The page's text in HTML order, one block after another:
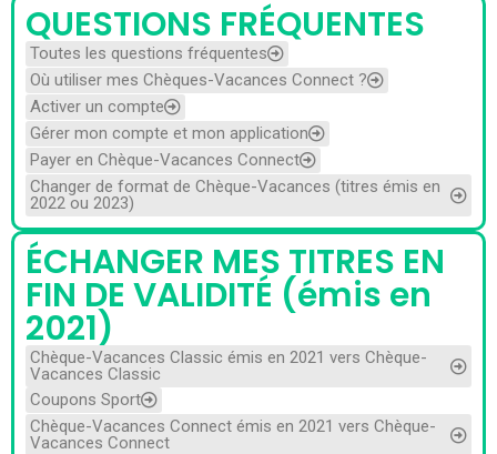
QUESTIONS FRÉQUENTES
Toutes les questions fréquentes
Où utiliser mes Chèques-Vacances Connect ?
Activer un compte
Gérer mon compte et mon application
Payer en Chèque-Vacances Connect
Changer de format de Chèque-Vacances (titres émis en
2022 ou 2023)
ÉCHANGER MES TITRES EN
FIN DE VALIDITÉ (émis en
2021)
Chèque-Vacances Classic émis en 2021 vers Chèque-
Vacances Classic
Coupons Sport
Chèque-Vacances Connect émis en 2021 vers Chèque-
Vacances Connect